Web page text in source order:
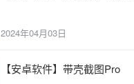
2024年04月03日
【安卓软件】带壳截图Pro